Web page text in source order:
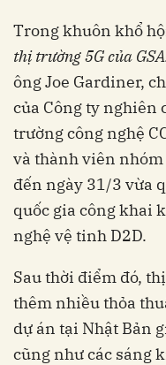
Trong khuôn khổ
thị trường 5G của
ông Joe Gardiner,
của Công ty nghiên
trường công nghệ
và thành viên
đến ngày 31/3 vừa
quốc gia công khai
nghệ vệ tinh D2D.
Sau thời điểm đó,
thêm nhiều thỏa
dự án tại Nhật Bản
cũng như các sáng